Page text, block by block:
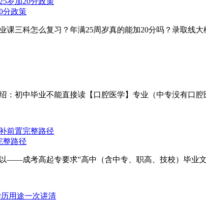
分政策
课三科怎么复习？年满25周岁真的能加20分吗？录取
：初中毕业不能直接读【口腔医学】专业（中专没有口
整路径
——成考高起专要求"高中（含中专、职高、技校）毕业